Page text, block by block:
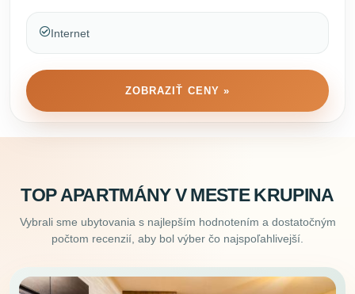
Internet
ZOBRAZIŤ CENY »
TOP APARTMÁNY V MESTE KRUPINA
Vybrali sme ubytovania s najlepším hodnotením a dostatočným
počtom recenzií, aby bol výber čo najspoľahlivejší.